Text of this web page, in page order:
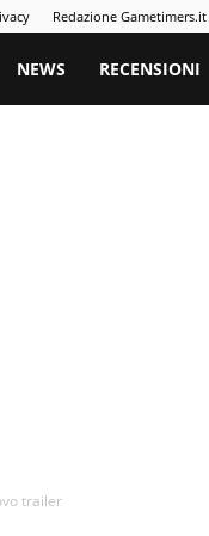
Redazione Gametimers.it
Gametimers
NEWS RECENSIONI
trailer